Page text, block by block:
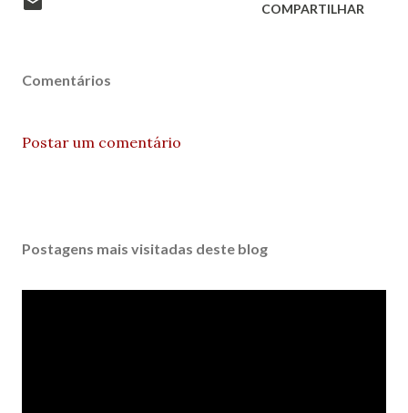
COMPARTILHAR
Comentários
Postar um comentário
Postagens mais visitadas deste blog